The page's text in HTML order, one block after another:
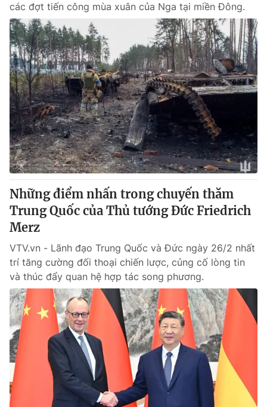
các đợt tiến công mùa xuân của Nga tại miền Đông.
Những điểm nhấn trong chuyến thăm
Trung Quốc của Thủ tướng Đức Friedrich
Merz
VTV.vn - Lãnh đạo Trung Quốc và Đức ngày 26/2 nhất
trí tăng cường đối thoại chiến lược, củng cố lòng tin
và thúc đẩy quan hệ hợp tác song phương.